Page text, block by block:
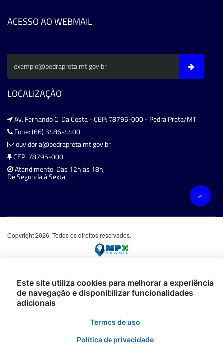
ACESSO AO WEBMAIL
LOCALIZAÇÃO
Av. Fernando C. Da Costa - CEP: 78795-000 - Pedra Preta/MT
Fone: (66) 3486-4400
ouvidoria@pedrapreta.mt.gov.br
CEP: 78795-000
Atendimento: Das 12h às 18h,
De Segunda à Sexta.
Copyright 2026. Todos os direitos reservados.
Este site utiliza cookies para melhorar a experiência
de navegação e disponibilizar funcionalidades
adicionais
Termos de uso
Política de privacidade